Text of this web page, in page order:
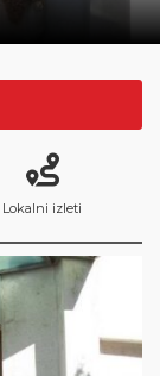
Lokalni izleti